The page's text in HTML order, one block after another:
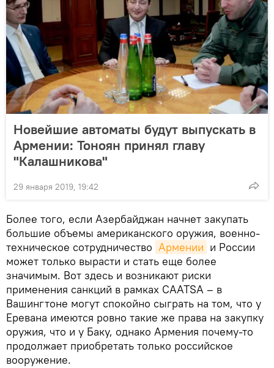
Новейшие автоматы будут выпускать в
Армении: Тоноян принял главу
"Калашникова"
29 января 2019, 19:42
Более того, если Азербайджан начнет закупать
большие объемы американского оружия, военно-
техническое сотрудничество Армении и России
может только вырасти и стать еще более
значимым. Вот здесь и возникают риски
применения санкций в рамках CAATSA – в
Вашингтоне могут спокойно сыграть на том, что у
Еревана имеются ровно такие же права на закупку
оружия, что и у Баку, однако Армения почему-то
продолжает приобретать только российское
вооружение.